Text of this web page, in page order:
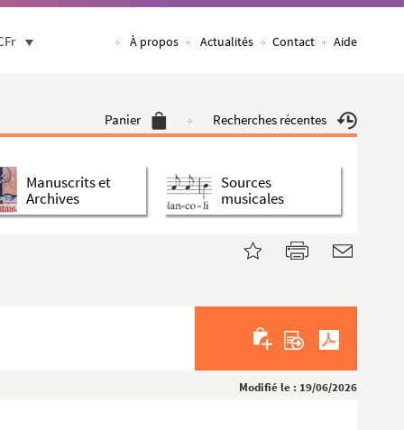
À propos Actualités Contact Aide
Panier Recherches récentes
Manuscrits et
Archives
Sources
musicales
Modifié le : 19/06/2026